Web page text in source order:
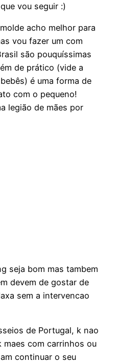
vou seguir :)
acho melhor para
vou fazer um com
são pouquíssimas
de prático (vide a
é uma forma de
com o pequeno!
legião de mães por
seja bom mas tambem
devem de gostar de
sem a intervencao
de Portugal, k nao
com carrinhos ou
continuar o seu